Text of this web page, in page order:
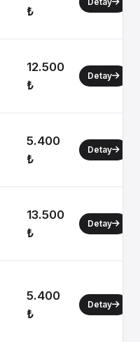
₺
12.500
₺
Detay
5.400
₺
Detay
13.500
₺
Detay
5.400
₺
Detay